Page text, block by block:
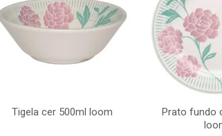
Tigela cer 500ml loom
Prato fundo